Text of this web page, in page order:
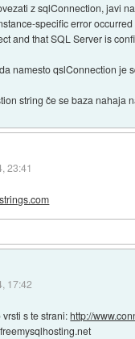
z sqlConnection, javi
specific error
and that SQL Server is
namesto qslConnection
string če se baza nahaja
23:41
17:42
vrsti s te strani:http://